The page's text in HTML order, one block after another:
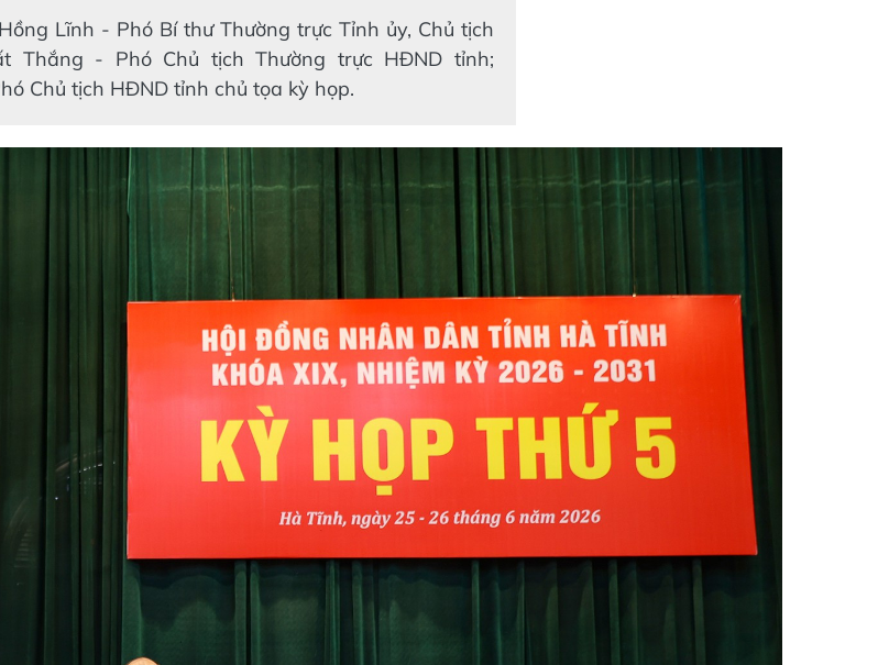
Lĩnh - Phó Bí thư Thường trực Tỉnh ủy, Chủ tịch
Thắng - Phó Chủ tịch Thường trực HĐND tỉnh;
Chủ tịch HĐND tỉnh chủ tọa kỳ họp.